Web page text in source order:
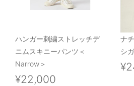
ハンガー刺繍ストレッチデ
ニムスキニーパンツ＜
Narrow＞
¥22,000
ナ
シ